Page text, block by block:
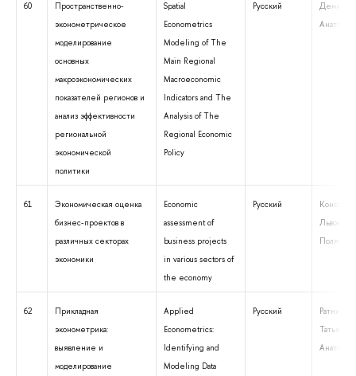
60
Пространственно-
эконометрическое
моделирование
основных
макроэкономических
показателей регионов и
анализ эффективности
региональной
экономической
политики
Spatial
Econometrics
Modeling of The
Main Regional
Macroeconomic
Indicators and The
Analysis of The
Regional Economic
Policy
Русский
Демидова
61
Экономическая оценка
бизнес-проектов в
различных секторах
экономики
Economic
assessment of
business projects
in various sectors of
the economy
Русский
Львович
Поляков
62
Прикладная
эконометрика:
выявление и
моделирование
Applied
Econometrics:
Identifying and
Modeling Data
Русский
Ратникова
Татьяна